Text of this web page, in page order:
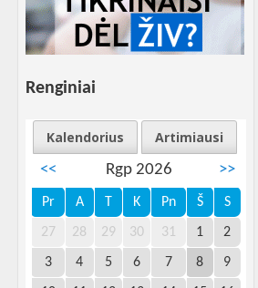
Renginiai
Kalendorius
Artimiausi
<<
Rgp 2026 >>
Pr A T K Pn Š S
27 28 29 30 31 1 2
3 4 5 6 7 8 9